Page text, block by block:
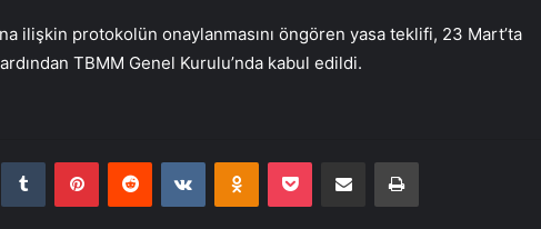
ilişkin protokolün onaylanmasını öngören yasa teklifi, 23 Mart’ta
TBMM Genel Kurulu’nda kabul edildi.
Tumblr PinterestReddit VKontakteOdnoklassniki
Pocket E-Posta ile paylaş Yazdır